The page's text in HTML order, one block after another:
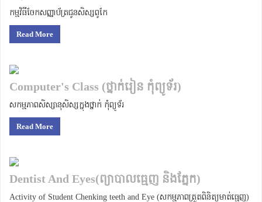
កម្មវិធីចែកសញ្ញាប័ត្រជូនសិស្សពូកែ
Read More
Computer's Class (ថ្នាក់រៀន កុំព្យូទ័រ)
សកម្មភាពសិស្សានុសិស្សក្នុងថ្នាក់ កុំព្យូទ័រ
Read More
Dentist And Eyes(ព្យាបាលធ្មេញ និងភ្នែក)
Activity of Student Chenking teeth and Eye (សកម្មភាពត្រួតពិនិត្យមាត់ធ្មេញ)